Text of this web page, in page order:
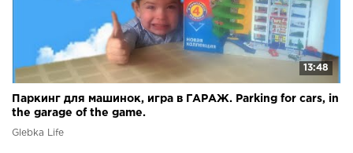
13:48
Паркинг для машинок, игра в ГАРАЖ. Parking for cars, in
the garage of the game.
Glebka Life